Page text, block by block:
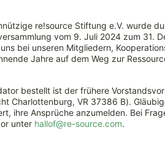
Förderaufruf
und Circular
Economy
re!source Stiftung e.V. wurde
vom 9. Juli 2024 zum 31.
bei unseren Mitgliedern,
Jahre auf dem Weg zur
bestellt ist der frühere
Charlottenburg, VR 37386 B).
ihre Ansprüche anzumelden. Bei
unter hallof@re-source.com.